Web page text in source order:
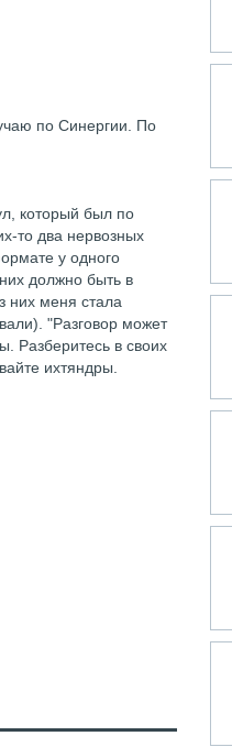
по Синергии. По
который был по
то два нервозных
у одного
должно быть в
них меня стала
"Разговор может
Разберитесь в своих
ихтяндры.